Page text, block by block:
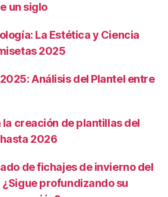
un siglo
La Estética y Ciencia
2025
Análisis del Plantel entre
la creación de plantillas del
2026
de fichajes de invierno del
profundizando su